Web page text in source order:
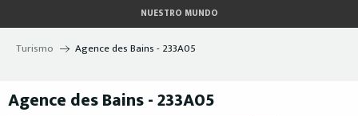
au
contenu
NUESTRO MUNDO
Turismo Agence des Bains - 233A05
Agence des Bains - 233A05